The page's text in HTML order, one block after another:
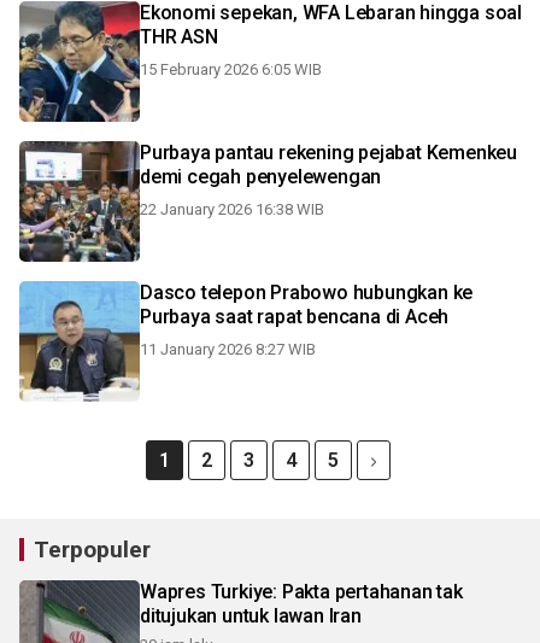
Ekonomi sepekan, WFA Lebaran hingga soal
THR ASN
15 February 2026 6:05 WIB
Purbaya pantau rekening pejabat Kemenkeu
demi cegah penyelewengan
22 January 2026 16:38 WIB
Dasco telepon Prabowo hubungkan ke
Purbaya saat rapat bencana di Aceh
11 January 2026 8:27 WIB
1 2 3 4 5
Terpopuler
Wapres Turkiye: Pakta pertahanan tak
ditujukan untuk lawan Iran